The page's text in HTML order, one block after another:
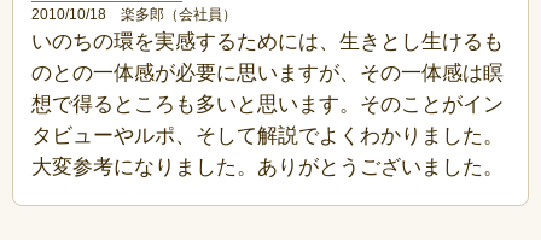
2010/10/18 楽多郎（会社員）
いのちの環を実感するためには、生きとし生けるも
のとの一体感が必要に思いますが、その一体感は瞑
想で得るところも多いと思います。そのことがイン
タビューやルポ、そして解説でよくわかりました。
大変参考になりました。ありがとうございました。